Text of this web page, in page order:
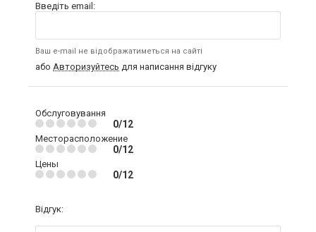
Введіть email:
Ваш e-mail не відображатиметься на сайті
або Авторизуйтесь для написання відгуку
Обслуговування
0/12
Месторасположение
0/12
Цены
0/12
Відгук: